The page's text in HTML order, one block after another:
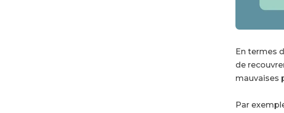
En termes
de
mauvaises
Par